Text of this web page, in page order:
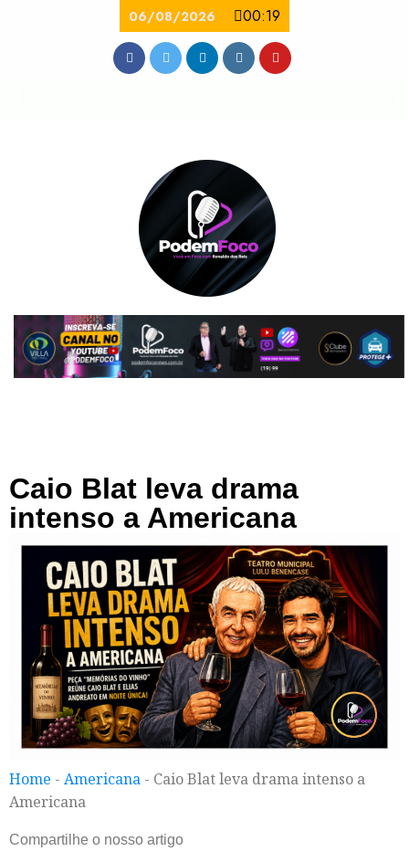
06/08/2026 00:19
Caio Blat leva drama
intenso a Americana
Home - Americana - Caio Blat leva drama intenso a
Americana
Compartilhe o nosso artigo